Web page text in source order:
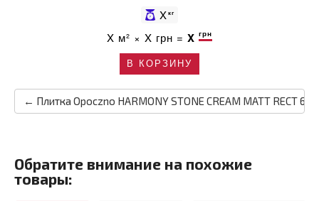
Xкг
X м² × X грн = X грн
В КОРЗИНУ
← Плитка Opoczno HARMONY STONE CREAM MATT RECT
Обратите внимание на похожие
товары: